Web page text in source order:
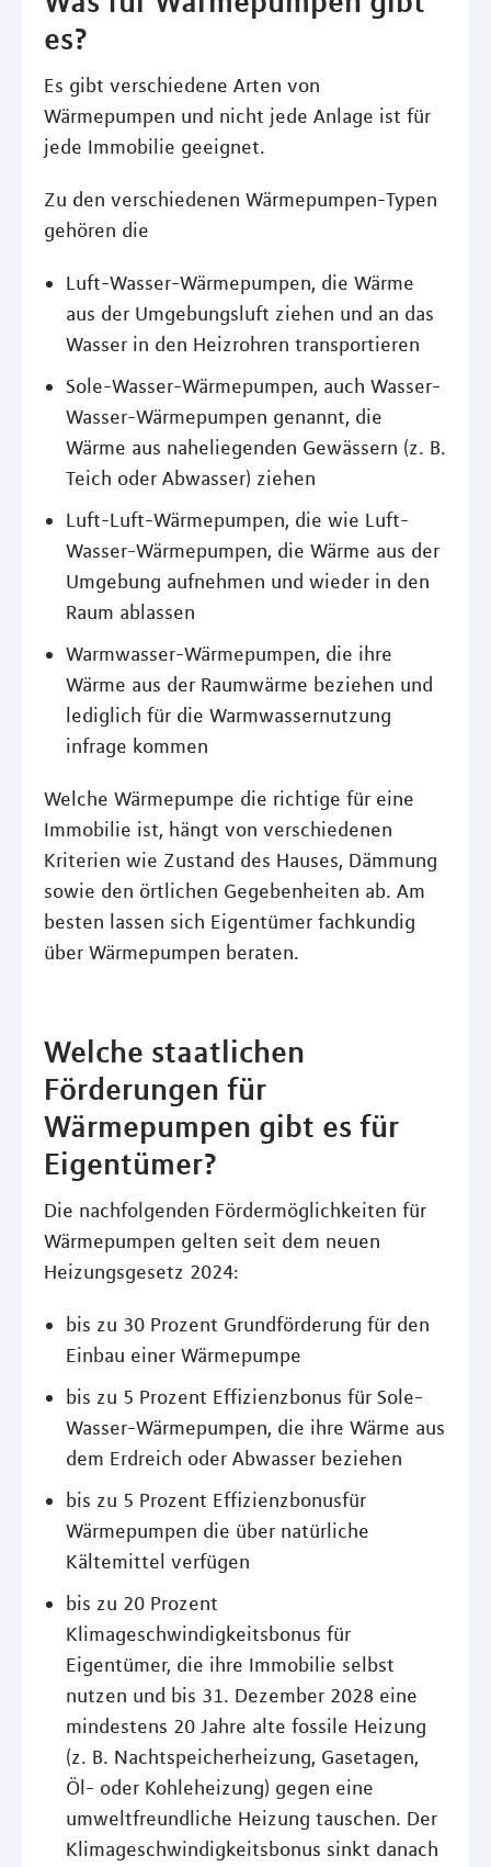
es?
Es gibt verschiedene Arten von
Wärmepumpen und nicht jede Anlage ist für
jede Immobilie geeignet.
Zu den verschiedenen Wärmepumpen-Typen
gehören die
Luft-Wasser-Wärmepumpen, die Wärme
aus der Umgebungsluft ziehen und an das
Wasser in den Heizrohren transportieren
Sole-Wasser-Wärmepumpen, auch Wasser-
Wasser-Wärmepumpen genannt, die
Wärme aus naheliegenden Gewässern (z. B.
Teich oder Abwasser) ziehen
Luft-Luft-Wärmepumpen, die wie Luft-
Wasser-Wärmepumpen, die Wärme aus der
Umgebung aufnehmen und wieder in den
Raum ablassen
Warmwasser-Wärmepumpen, die ihre
Wärme aus der Raumwärme beziehen und
lediglich für die Warmwassernutzung
infrage kommen
Welche Wärmepumpe die richtige für eine
Immobilie ist, hängt von verschiedenen
Kriterien wie Zustand des Hauses, Dämmung
sowie den örtlichen Gegebenheiten ab. Am
besten lassen sich Eigentümer fachkundig
über Wärmepumpen beraten.
Welche staatlichen
Förderungen für
Wärmepumpen gibt es für
Eigentümer?
Die nachfolgenden Fördermöglichkeiten für
Wärmepumpen gelten seit dem neuen
Heizungsgesetz 2024:
bis zu 30 Prozent Grundförderung für den
Einbau einer Wärmepumpe
bis zu 5 Prozent Effizienzbonus für Sole-
Wasser-Wärmepumpen, die ihre Wärme aus
dem Erdreich oder Abwasser beziehen
bis zu 5 Prozent Effizienzbonusfür
Wärmepumpen die über natürliche
Kältemittel verfügen
bis zu 20 Prozent
Klimageschwindigkeitsbonus für
Eigentümer, die ihre Immobilie selbst
nutzen und bis 31. Dezember 2028 eine
mindestens 20 Jahre alte fossile Heizung
(z. B. Nachtspeicherheizung, Gasetagen,
Öl- oder Kohleheizung) gegen eine
umweltfreundliche Heizung tauschen. Der
Klimageschwindigkeitsbonus sinkt danach